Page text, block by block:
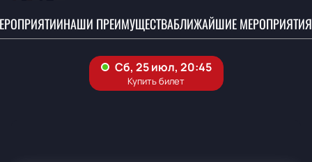
НАШИ ПРЕИМУЩЕСТВАБЛИЖАЙШИЕ МЕРОПРИЯТИЯ